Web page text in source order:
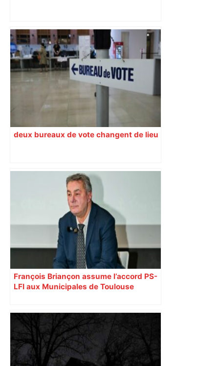
« Rien d'inquiétant » pour Guillaume
Restes, le gardien de Toulouse, après
sa sortie à Metz – L'Équipe
deux bureaux de vote changent de lieu
François Briançon assume l’accord PS-
LFI aux Municipales de Toulouse